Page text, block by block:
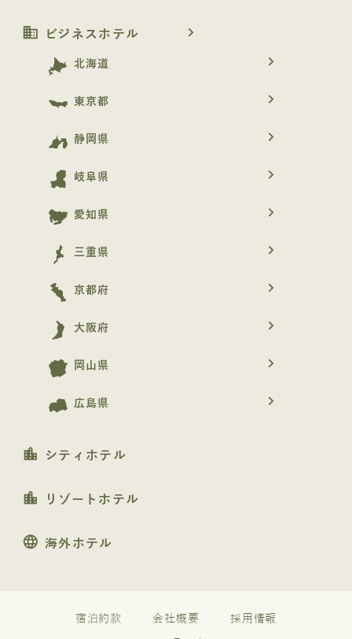
business ビジネスホテル navigate_next
北海道 navigate_next
東京都 navigate_next
静岡県 navigate_next
岐阜県 navigate_next
愛知県 navigate_next
三重県 navigate_next
京都府 navigate_next
大阪府 navigate_next
岡山県 navigate_next
広島県 navigate_next
location_city シティホテル
location_city リゾートホテル
language 海外ホテル
宿泊約款 会社概要 採用情報